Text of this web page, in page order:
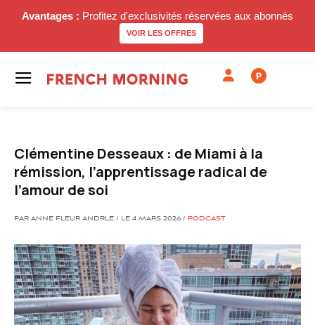
Avantages : Profitez d'exclusivités réservées aux abonnés
VOIR LES OFFRES
P
Clémentine Desseaux : de Miami à la
rémission, l’apprentissage radical de
l’amour de soi
PAR ANNE FLEUR ANDRLE / LE 4 MARS 2026 / PODCAST